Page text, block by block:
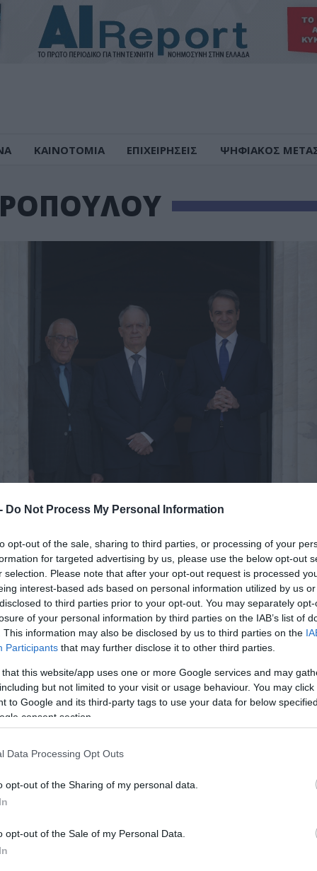
Do Not Process My Personal Information
opt-out of the sale, sharing to third parties, or processing of your
for targeted advertising by us, please use the below opt-out
selection. Please note that after your opt-out request is processed
interest-based ads based on personal information utilized by us
to third parties prior to your opt-out. You may separately
of your personal information by third parties on the IAB’s list of
This information may also be disclosed by us to third parties on the
Participants that may further disclose it to other third parties.
that this website/app uses one or more Google services and may
but not limited to your visit or usage behaviour. You may
to Google and its third-party tags to use your data for below
consent section.
Data Processing Opt Outs
opt-out of the Sharing of my personal data.
opt-out of the Sale of my Personal Data.
ΚΑΙΝΟΤΟΜΙΑ ΕΠΙΧΕΙΡΗΣΕΙΣ ΨΗΦΙΑΚΟΣ
ΓΕΝΙΚΕΣ ΕΙΔΗΣΕΙΣ
Πλέσσας παρασημοφορήθηκαν
την Πρόεδρο της Δημοκρατίας